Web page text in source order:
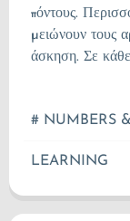
πόντους.
μειώνουν τους
άσκηση. Σε
μάθετε. Ίσως
# NUMBERS
LEARNING